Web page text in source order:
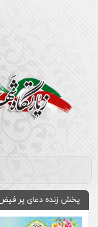
پخش زنده دعای پر